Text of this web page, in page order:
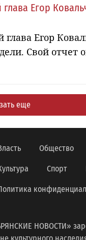
Егор
глава Егор
Свой отчет
еще
Общество
Спорт
НОВОСТИ»